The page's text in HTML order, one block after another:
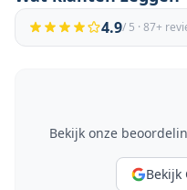
4.9/ 5 · 87+
Bekijk onze
Bekijk